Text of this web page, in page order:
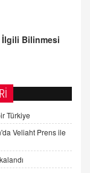
dijital hukukun
Alınmalı?
Türkiye
Veliaht Prens ile